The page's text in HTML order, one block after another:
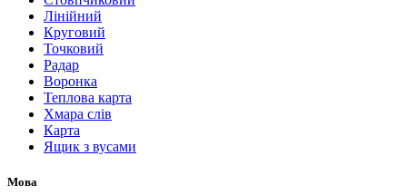
Лінійний
Круговий
Точковий
Радар
Воронка
Теплова карта
Хмара слів
Карта
Ящик з вусами
Мова